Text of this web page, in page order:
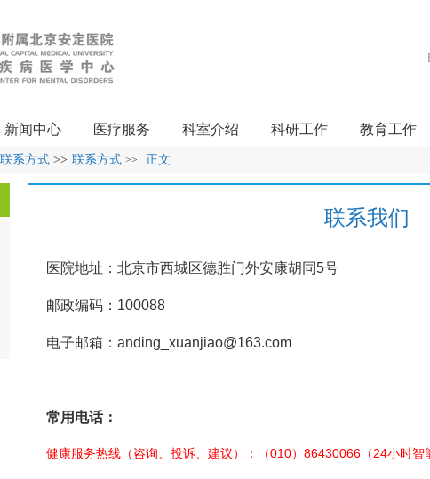
新闻中心 医疗服务 科室介绍 科研工作 教育工作
联系方式 >> 联系方式 >> 正文
联系我们
医院地址：北京市西城区德胜门外安康胡同5号
邮政编码：100088
电子邮箱：anding_xuanjiao@163.com
常用电话：
健康服务热线（咨询、投诉、建议） ：（010）86430066（24小时智